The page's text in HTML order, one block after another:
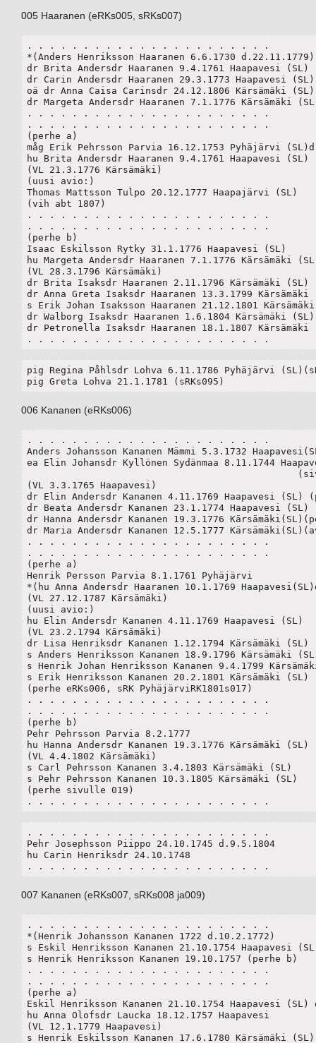
005 Haaranen (eRKs005, sRKs007)
. . . . . . . . . . . . . . . . . . . . . .
*(Anders Henriksson Haaranen 6.6.1730 d.22.11.1779)
dr Brita Andersdr Haaranen 9.4.1761 Haapavesi (SL)
dr Carin Andersdr Haaranen 29.3.1773 Haapavesi (SL)
oä dr Anna Caisa Carinsdr 24.12.1806 Kärsämäki
dr Margeta Andersdr Haaranen 7.1.1776 Kärsämäki
. . . . . . . . . . . . . . . . . . . . . .
. . . . . . . . . . . . . . . . . . . . . .
(perhe a)
måg Erik Pehrsson Parvia 16.12.1753 Pyhäjärvi
hu Brita Andersdr Haaranen 9.4.1761 Haapavesi (SL)
(VL 21.3.1776 Kärsämäki)
(uusi avio:)
Thomas Mattsson Tulpo 20.12.1777 Haapajärvi (SL)
(vih abt 1807)
. . . . . . . . . . . . . . . . . . . . . .
. . . . . . . . . . . . . . . . . . . . . .
(perhe b)
Isaac Eskilsson Rytky 31.1.1776 Haapavesi (SL)
hu Margeta Andersdr Haaranen 7.1.1776 Kärsämäki
(VL 28.3.1796 Kärsämäki)
dr Brita Isaksdr Haaranen 2.11.1796 Kärsämäki (SL)
dr Anna Greta Isaksdr Haaranen 13.3.1799 Kärsämäki
s Erik Johan Isaksson Haaranen 21.12.1801
dr Walborg Isaksdr Haaranen 1.6.1804 Kärsämäki
dr Petronella Isaksdr Haaranen 18.1.1807
. . . . . . . . . . . . . . . . . . . . . .
pig Regina Påhlsdr Lohva 6.11.1786 Pyhäjärvi
pig Greta Lohva 21.1.1781 (sRKs095)
006 Kananen (eRKs006)
. . . . . . . . . . . . . . . . . . . . . .
Anders Johansson Kananen Mämmi 5.3.1732
ea Elin Johansdr Kyllönen Sydänmaa 8.11.1744
(VL 3.3.1765 Haapavesi)
dr Elin Andersdr Kananen 4.11.1769 Haapavesi (SL)
dr Beata Andersdr Kananen 23.1.1774 Haapavesi (SL)
dr Hanna Andersdr Kananen 19.3.1776
dr Maria Andersdr Kananen 12.5.1777
. . . . . . . . . . . . . . . . . . . . . .
. . . . . . . . . . . . . . . . . . . . . .
(perhe a)
Henrik Persson Parvia 8.1.1761 Pyhäjärvi
*(hu Anna Andersdr Haaranen 10.1.1769
(VL 27.12.1787 Kärsämäki)
(uusi avio:)
hu Elin Andersdr Kananen 4.11.1769 Haapavesi (SL)
(VL 23.2.1794 Kärsämäki)
dr Lisa Henriksdr Kananen 1.12.1794 Kärsämäki (SL)
s Anders Henriksson Kananen 18.9.1796 Kärsämäki
s Henrik Johan Henriksson Kananen 9.4.1799
s Erik Henriksson Kananen 20.2.1801 Kärsämäki (SL)
(perhe eRKs006, sRK PyhäjärviRK1801s017)
. . . . . . . . . . . . . . . . . . . . . .
. . . . . . . . . . . . . . . . . . . . . .
(perhe b)
Pehr Pehrsson Parvia 8.2.1777
hu Hanna Andersdr Kananen 19.3.1776 Kärsämäki (SL)
(VL 4.4.1802 Kärsämäki)
s Carl Pehrsson Kananen 3.4.1803 Kärsämäki (SL)
s Pehr Pehrsson Kananen 10.3.1805 Kärsämäki (SL)
(perhe sivulle 019)
. . . . . . . . . . . . . . . . . . . . . .
. . . . . . . . . . . . . . . . . . . . . .
Pehr Josephsson Piippo 24.10.1745 d.9.5.1804
hu Carin Henriksdr 24.10.1748
. . . . . . . . . . . . . . . . . . . . . .
007 Kananen (eRKs007, sRKs008 ja009)
. . . . . . . . . . . . . . . . . . . . . .
*(Henrik Johansson Kananen 1722 d.10.2.1772)
s Eskil Henriksson Kananen 21.10.1754 Haapavesi
s Henrik Henriksson Kananen 19.10.1757 (perhe b)
. . . . . . . . . . . . . . . . . . . . . .
. . . . . . . . . . . . . . . . . . . . . .
(perhe a)
Eskil Henriksson Kananen 21.10.1754 Haapavesi
hu Anna Olofsdr Laucka 18.12.1757 Haapavesi
(VL 12.1.1779 Haapavesi)
s Henrik Eskilsson Kananen 17.6.1780 Kärsämäki (SL)